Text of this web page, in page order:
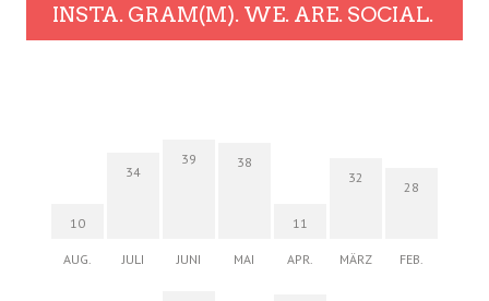
INSTA. GRAM(M). WE. ARE. SOCIAL.
10
AUG.
34
JULI
39
JUNI
38
MAI
11
APR.
32
MÄRZ
28
FEB.